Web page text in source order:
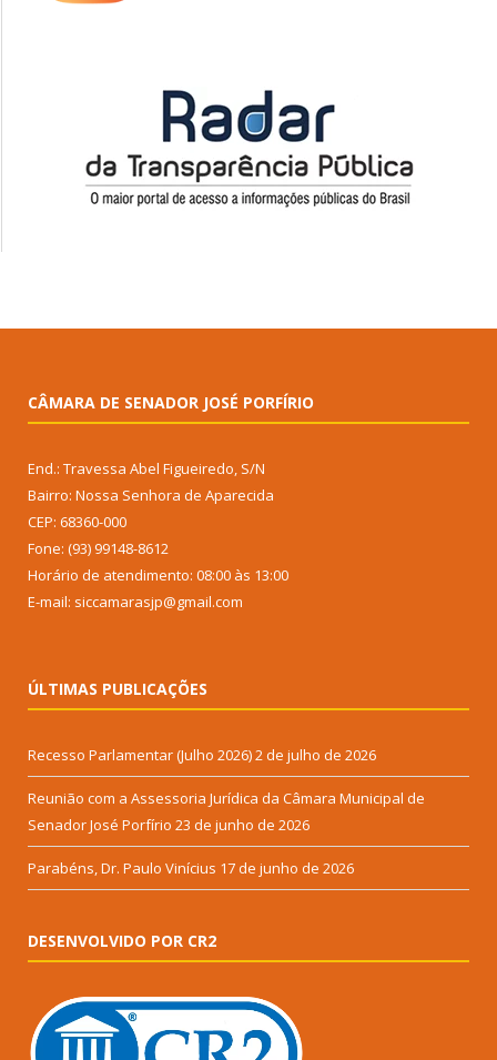
CÂMARA DE SENADOR JOSÉ PORFÍRIO
End.: Travessa Abel Figueiredo, S/N
Bairro: Nossa Senhora de Aparecida
CEP: 68360-000
Fone: (93) 99148-8612
Horário de atendimento: 08:00 às 13:00
E-mail: siccamarasjp@gmail.com
ÚLTIMAS PUBLICAÇÕES
Recesso Parlamentar (Julho 2026)2 de julho de 2026
Reunião com a Assessoria Jurídica da Câmara Municipal de
Senador José Porfírio 23 de junho de 2026
Parabéns, Dr. Paulo Vinícius 17 de junho de 2026
DESENVOLVIDO POR CR2